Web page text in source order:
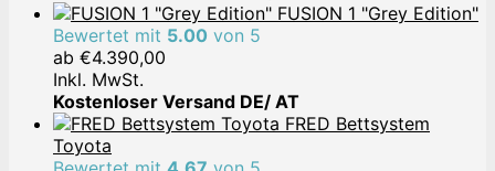
FUSION 1 "Grey Edition"
Bewertet mit 5.00 von 5
ab €4.390,00
Inkl. MwSt.
Kostenloser Versand DE/ AT
FRED Bettsystem
Toyota